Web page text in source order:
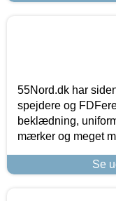
55Nord.dk har
spejdere og
beklædning,
mærker og meget
Se